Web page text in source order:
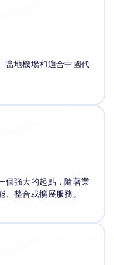
當地機場和適合中國代
個強大的起點，隨著業
整合或擴展服務。